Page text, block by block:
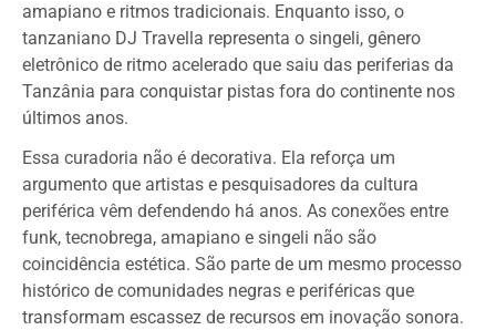
amapiano e ritmos tradicionais. Enquanto isso, o
tanzaniano DJ Travella representa o singeli, gênero
eletrônico de ritmo acelerado que saiu das periferias da
Tanzânia para conquistar pistas fora do continente nos
últimos anos.
Essa curadoria não é decorativa. Ela reforça um
argumento que artistas e pesquisadores da cultura
periférica vêm defendendo há anos. As conexões entre
funk, tecnobrega, amapiano e singeli não são
coincidência estética. São parte de um mesmo processo
histórico de comunidades negras e periféricas que
transformam escassez de recursos em inovação sonora.